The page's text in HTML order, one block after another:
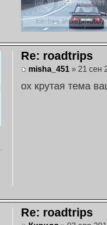
Re: roadtrips
misha_451» 21 сен
ох крутая тема
Re: roadtrips